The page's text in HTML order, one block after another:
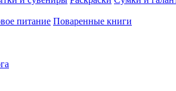
питание Поваренные книги